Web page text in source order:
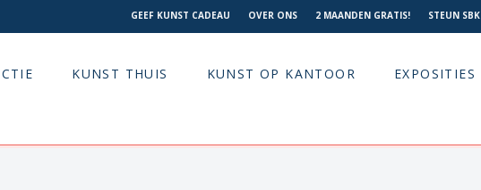
GEEF KUNST CADEAU OVER ONS 2 MAANDEN GRATIS! STEUN SBK
KUNST THUIS KUNST OP KANTOOR EXPOSITIES